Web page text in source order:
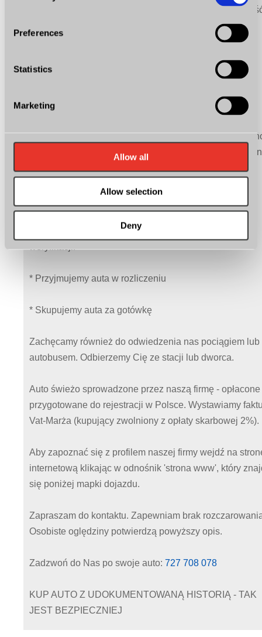
Preferences
Statistics
Marketing
Allow all
Allow selection
Deny
* W przypadku słabej pogody lub zmroku, jest
odpowiednie formy finansowania zakupu w postaci -
wszelkich formalności związanych z rejestracją
oraz uzyskaniem ubezpieczenia. Jesteśmy
* Dla poważnie zainteresowanych wyślę numer VIN do
* Przyjmujemy auta w rozliczeniu
* Skupujemy auta za gotówkę
Zachęcamy również do odwiedzenia nas pociągiem lub
autobusem. Odbierzemy Cię ze stacji lub dworca.
Auto świeżo sprowadzone przez naszą firmę - opłacone
przygotowane do rejestracji w Polsce. Wystawiamy
Vat-Marża (kupujący zwolniony z opłaty skarbowej 2%).
Aby zapoznać się z profilem naszej firmy wejdź na
internetową klikając w odnośnik 'strona www', który
się poniżej mapki dojazdu.
Zapraszam do kontaktu. Zapewniam brak
Osobiste oględziny potwierdzą powyższy opis.
Zadzwoń do Nas po swoje auto: 727 708 078
KUP AUTO Z UDOKUMENTOWANĄ HISTORIĄ - TAK
JEST BEZPIECZNIEJ